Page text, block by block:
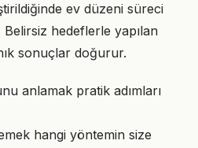
ev düzeni süreci
hedeflerle yapılan
sonuçlar doğurur.
anlamak pratik adımları
hangi yöntemin size